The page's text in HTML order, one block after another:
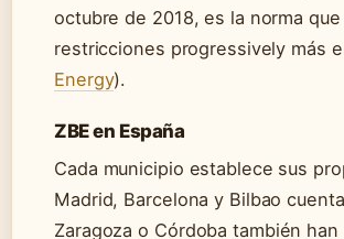
octubre de 2018, es la norma
restricciones progressively más
Energy).
ZBE en España
Cada municipio establece sus
Madrid, Barcelona y Bilbao
Zaragoza o Córdoba también